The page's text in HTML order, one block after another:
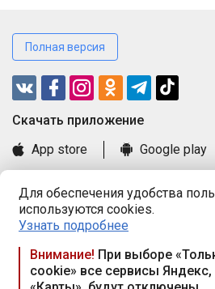
Для обеспечения удобства
используются cookies.
Узнать подробнее
Внимание! При выборе
cookie» все сервисы
Полная версия
Cкачать приложение
App store
Google play
Книга замечаний и предложений
Правила и документы
Praca.by © 2000—2026, ООО «ПРАЦА
Республика Беларусь, 220114, г.
117а, пом. № 9.